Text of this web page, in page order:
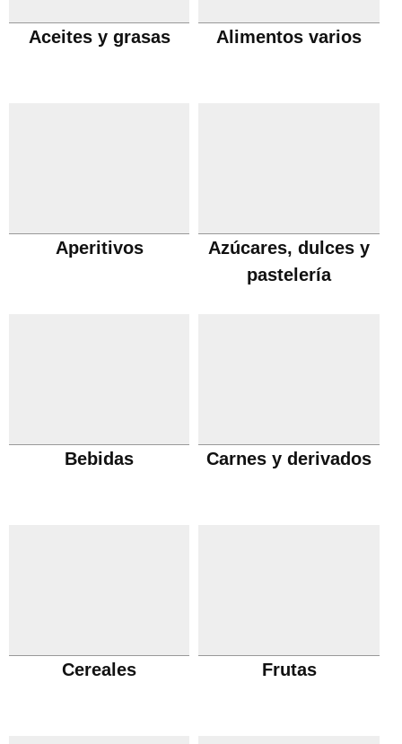
Aceites y grasas Alimentos varios
Aperitivos
Azúcares, dulces y
pastelería
Bebidas Carnes y derivados
Cereales Frutas